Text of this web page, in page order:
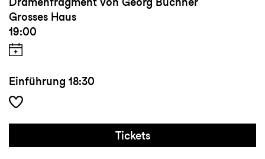
Grosses Haus
19:00
Einführung 18:30
Tickets